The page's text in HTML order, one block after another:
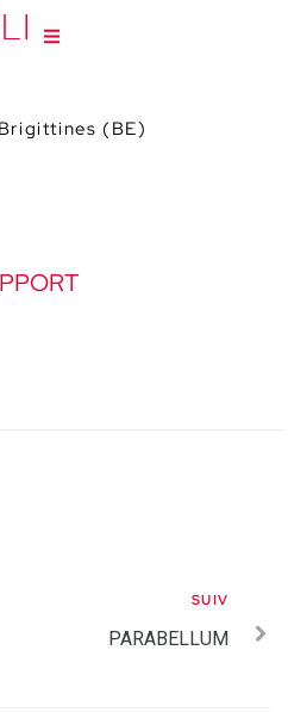
(BE)
SUIV
PARABELLUM